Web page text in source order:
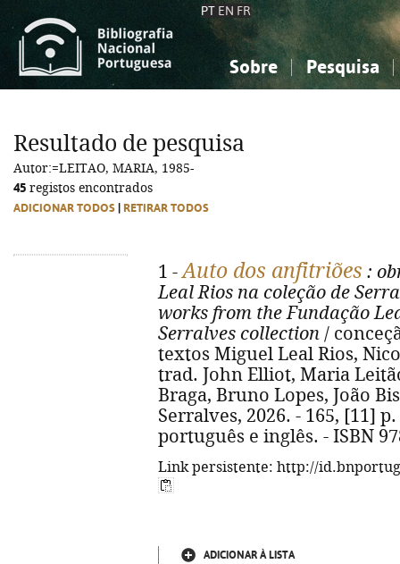
PT EN FR
Sobre Pesquisa
Ciências sociais...
Ciências sociais...
Resultado de pesquisa
Autor:=LEITAO, MARIA, 1985-
45 registos encontrados
ADICIONAR TODOS RETIRAR TODOS
1 -Auto dos anfitriões :
Leal Rios na coleção de
works from the Fundação
Serralves collection /
textos Miguel Leal Rios,
trad. John Elliot, Maria
Braga, Bruno Lopes, João
Serralves, 2026. - 165, [11]
português e inglês. - ISBN
Link persistente: http://
ADICIONAR À LISTA